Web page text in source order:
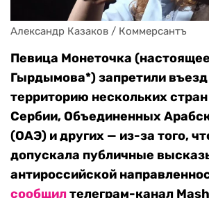
Александр Казаков / Коммерсантъ
Певица Монеточка
Гырдымова*) запретили въезд
территорию нескольких
Сербии, Объединенных
(ОАЭ) и других — из-за того,
допускала публичные
антироссийской
сообщилтелеграм-канал